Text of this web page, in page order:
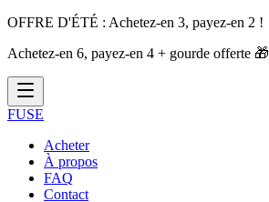
OFFRE D'ÉTÉ : Achetez-en 3, payez-en 2 !
Achetez-en 6, payez-en 4 + gourde offerte 🎁
FUSE
Acheter
À propos
FAQ
Contact